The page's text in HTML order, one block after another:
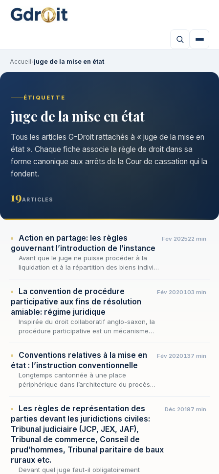
Accueil›juge de la mise en état
ÉTIQUETTE
juge de la mise en état
Tous les articles G-Droit rattachés à « juge de la mise en
état ». Chaque fiche associe la règle de droit dans sa
forme canonique aux arrêts de la Cour de cassation qui la
fondent.
19ARTICLES
Action en partage: les règles
gouvernant l’introduction de l’instance
Avant que le juge ne puisse procéder à la
liquidation et à la répartition des biens indivis,
Fév 202522 min
La convention de procédure
participative aux fins de résolution
amiable: régime juridique
Inspirée du droit collaboratif anglo-saxon, la
procédure participative est un mécanisme
s’engagent…
Fév 2020103 min
Conventions relatives à la mise en
état : l’instruction conventionnelle
Longtemps cantonnée à une place
périphérique dans l’architecture du procès
2025, une mutation…
Fév 2020137 min
Les règles de représentation des
parties devant les juridictions civiles:
Tribunal judiciaire (JCP, JEX, JAF),
Tribunal de commerce, Conseil de
prud’hommes, Tribunal paritaire de baux
ruraux etc.
Devant quel juge faut-il obligatoirement
Déc 20197 min